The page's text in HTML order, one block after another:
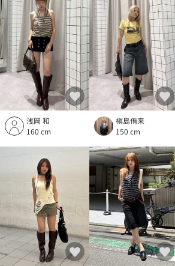
浅岡 和
160 cm
槇島侑来
150 cm